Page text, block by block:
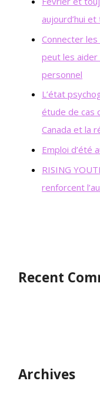
aujourd’hui
Connecter
peut les
personnel
L’état
étude de cas
Canada et la
Emploi d’été
RISING
renforcent
Recent
Archives